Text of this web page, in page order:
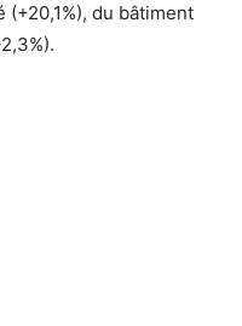
(+20,1%), du bâtiment